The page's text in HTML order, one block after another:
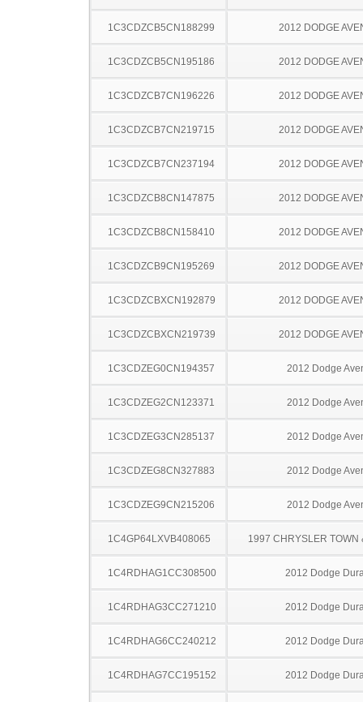
1C3CDZCB5CN188299 2012 DODGE
1C3CDZCB5CN195186 2012 DODGE
1C3CDZCB7CN196226 2012 DODGE
1C3CDZCB7CN219715 2012 DODGE
1C3CDZCB7CN237194 2012 DODGE
1C3CDZCB8CN147875 2012 DODGE
1C3CDZCB8CN158410 2012 DODGE
1C3CDZCB9CN195269 2012 DODGE
1C3CDZCBXCN192879 2012 DODGE
1C3CDZCBXCN219739 2012 DODGE
1C3CDZEG0CN194357 2012 Dodge
1C3CDZEG2CN123371 2012 Dodge
1C3CDZEG3CN285137 2012 Dodge
1C3CDZEG8CN327883 2012 Dodge
1C3CDZEG9CN215206 2012 Dodge
1C4GP64LXVB408065 1997 CHRYSLER TOWN
1C4RDHAG1CC308500 2012 Dodge
1C4RDHAG3CC271210 2012 Dodge
1C4RDHAG6CC240212 2012 Dodge
1C4RDHAG7CC195152 2012 Dodge